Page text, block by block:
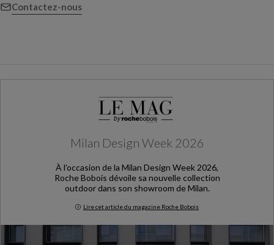
Contactez-nous
Milan Design Week 2026
À l’occasion de la Milan Design Week 2026,
Roche Bobois dévoile sa nouvelle collection
outdoor dans son showroom de Milan.
Lire cet article du magazine Roche Bobois
Milan Design Week 2026